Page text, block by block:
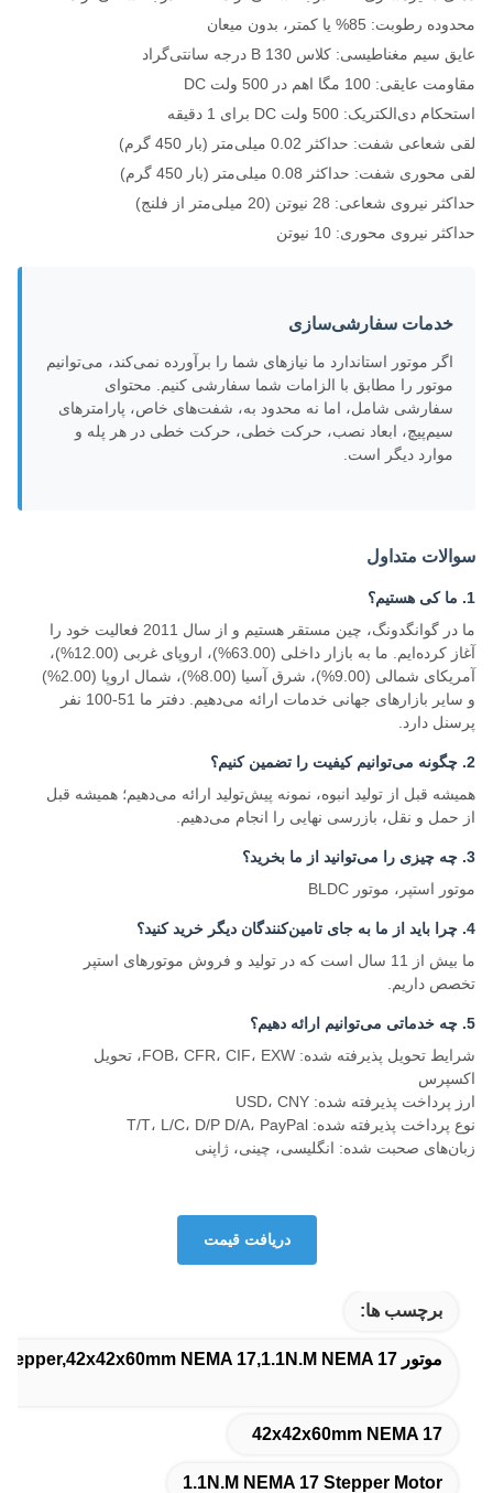
محدوده رطوبت: 85% یا کمتر، بدون میعان
عایق سیم مغناطیسی: کلاس B 130 درجه سانتی‌گراد
مقاومت عایقی: 100 مگا اهم در 500 ولت DC
استحکام دی‌الکتریک: 500 ولت DC برای 1 دقیقه
لقی شعاعی شفت: حداکثر 0.02 میلی‌متر (بار 450 گرم)
لقی محوری شفت: حداکثر 0.08 میلی‌متر (بار 450 گرم)
حداکثر نیروی شعاعی: 28 نیوتن (20 میلی‌متر از فلنج)
حداکثر نیروی محوری: 10 نیوتن
خدمات سفارشی‌سازی
اگر موتور استاندارد ما نیازهای شما را برآورده نمی‌کند، می‌توانیم
موتور را مطابق با الزامات شما سفارشی کنیم. محتوای
سفارشی شامل، اما نه محدود به، شفت‌های خاص، پارامترهای
سیم‌پیچ، ابعاد نصب، حرکت خطی، حرکت خطی در هر پله و
موارد دیگر است.
سوالات متداول
1. ما کی هستیم؟
ما در گوانگدونگ، چین مستقر هستیم و از سال 2011 فعالیت خود را
آغاز کرده‌ایم. ما به بازار داخلی (63.00%)، اروپای غربی (12.00%)،
آمریکای شمالی (9.00%)، شرق آسیا (8.00%)، شمال اروپا (2.00%)
و سایر بازارهای جهانی خدمات ارائه می‌دهیم. دفتر ما 51-100 نفر
پرسنل دارد.
2. چگونه می‌توانیم کیفیت را تضمین کنیم؟
همیشه قبل از تولید انبوه، نمونه پیش‌تولید ارائه می‌دهیم؛ همیشه قبل
از حمل و نقل، بازرسی نهایی را انجام می‌دهیم.
3. چه چیزی را می‌توانید از ما بخرید؟
موتور استپر، موتور BLDC
4. چرا باید از ما به جای تامین‌کنندگان دیگر خرید کنید؟
ما بیش از 11 سال است که در تولید و فروش موتورهای استپر
تخصص داریم.
5. چه خدماتی می‌توانیم ارائه دهیم؟
شرایط تحویل پذیرفته شده: FOB، CFR، CIF، EXW، تحویل
اکسپرس
ارز پرداخت پذیرفته شده: USD، CNY
نوع پرداخت پذیرفته شده: T/T، L/C، D/P D/A، PayPal
زبان‌های صحبت شده: انگلیسی، چینی، ژاپنی
دریافت قیمت
برچسب ها:
موتور 60mm NEMA 17 Stepper,42x42x60mm NEMA 17,1.1N.M NEMA 17 موتور مرحله ای
42x42x60mm NEMA 17
1.1N.M NEMA 17 Stepper Motor